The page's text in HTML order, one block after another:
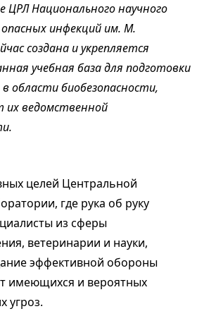
ЦРЛ Национального научного
инфекций им. М.
создана и укрепляется
учебная база для подготовки
области биобезопасности,
их ведомственной
целей Центральной
где рука об руку
из сферы
ветеринарии и науки,
эффективной обороны
имеющихся и вероятных
угроз.